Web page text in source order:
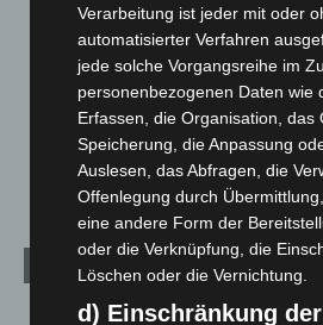
Hannover: Polizei stoppt 166
Großkontrolle
2. August 2026
Hannover Klassik Open Air 2026:
Maschpark
2. August 2026
Kategorien
Blaulicht
Verarbeitung ist jeder mit oder
automatisierter Verfahren
jede solche Vorgangsreihe im
personenbezogenen Daten wie
Erfassen, die Organisation, das
Speicherung, die Anpassung
Auslesen, das Abfragen, die
Offenlegung durch
eine andere Form der
oder die Verknüpfung, die
Löschen oder die Vernichtung.
d) Einschränkung